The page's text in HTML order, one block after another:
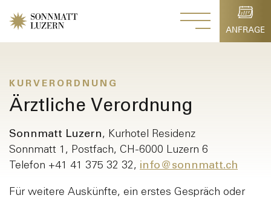
ANFRAGE
KURVERORDNUNG
Ärztliche Verordnung
Sonnmatt Luzern, Kurhotel Residenz
Sonnmatt 1, Postfach, CH-6000 Luzern 6
Telefon +41 41 375 32 32, info@sonnmatt.ch
Für weitere Auskünfte, ein erstes Gespräch oder